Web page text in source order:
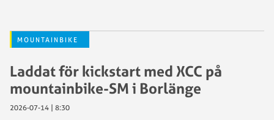
MOUNTAINBIKE
Laddat för kickstart med XCC på
mountainbike-SM i Borlänge
2026-07-14 | 8:30